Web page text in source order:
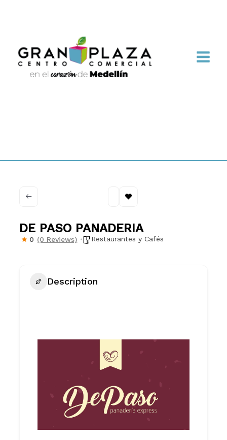
DE PASO PANADERIA
0 (0 Reviews) Restaurantes y Cafés
Description